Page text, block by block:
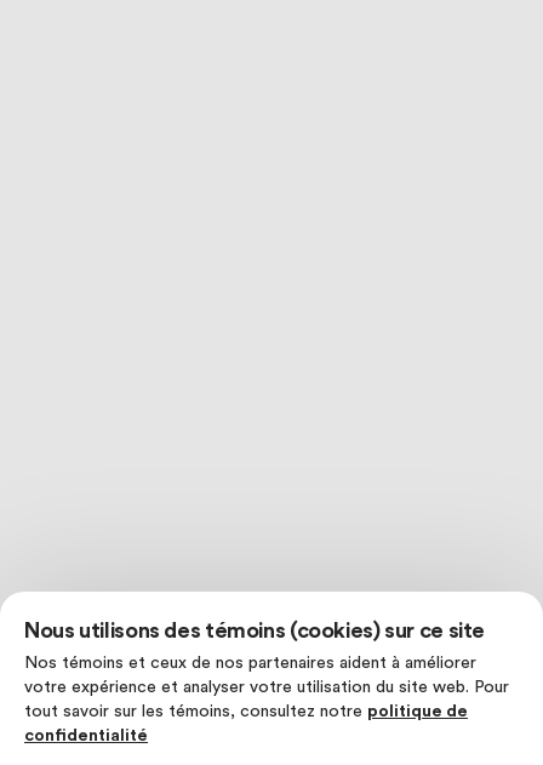
Nous utilisons des témoins (cookies) sur ce site
Nos témoins et ceux de nos partenaires aident à améliorer
votre expérience et analyser votre utilisation du site web. Pour
tout savoir sur les témoins, consultez notre politique de
confidentialité